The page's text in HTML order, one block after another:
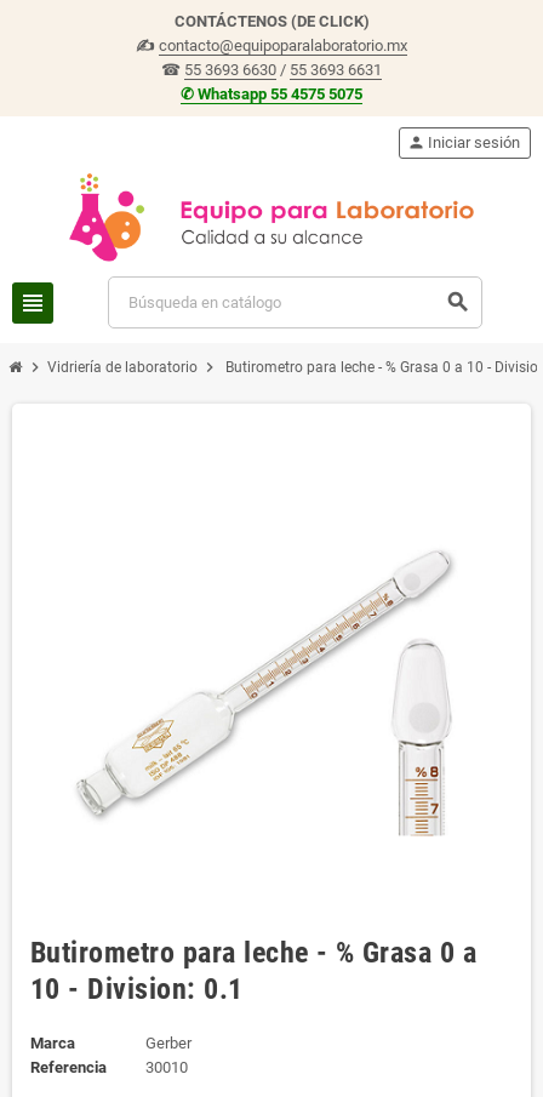
CONTÁCTENOS (DE CLICK)
✍ contacto@equipoparalaboratorio.mx
☎ 55 3693 6630 / 55 3693 6631
✆ Whatsapp 55 4575 5075
view_headline search
person Iniciar sesión
chevron_right Vidriería de laboratorio chevron_right Butirometro para leche - % Grasa 0 a 10 -
Butirometro para leche - % Grasa 0 a
10 - Division: 0.1
Marca
Gerber
Referencia
30010